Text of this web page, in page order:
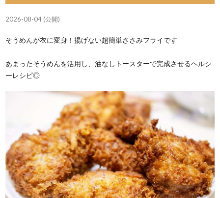
2026-08-04 (公開)
そうめんが衣に変身！揚げない超簡単ささみフライです
あまったそうめんを活用し、油なしトースターで完成させるヘルシ
ーレシピ◎